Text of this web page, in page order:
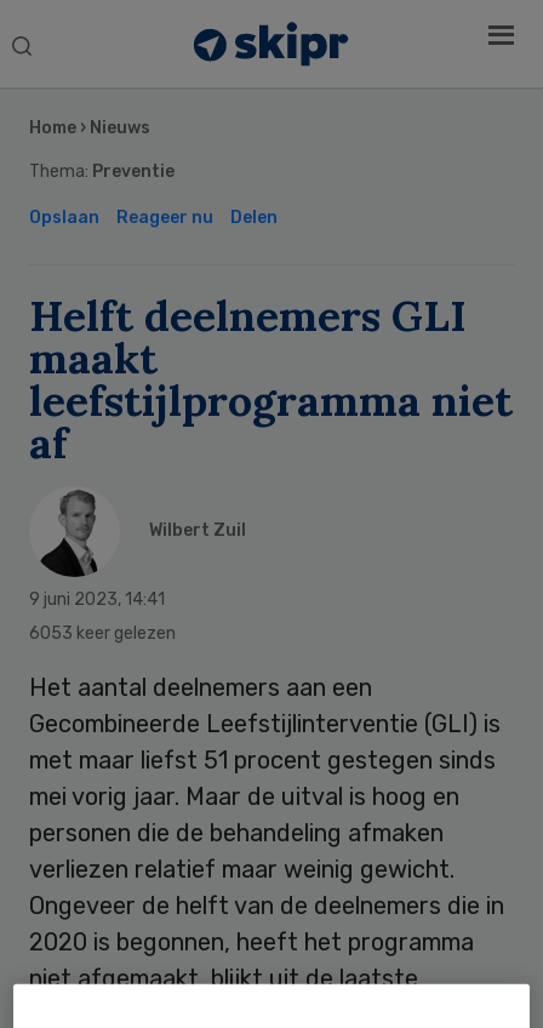
Search
Home › Nieuws
Thema: Preventie
Opslaan Reageer nu Delen
Helft deelnemers GLI
maakt
leefstijlprogramma niet
af
Wilbert Zuil
9 juni 2023, 14:41
6053 keer gelezen
Het aantal deelnemers aan een
Gecombineerde Leefstijlinterventie (GLI) is
met maar liefst 51 procent gestegen sinds
mei vorig jaar. Maar de uitval is hoog en
personen die de behandeling afmaken
verliezen relatief maar weinig gewicht.
Ongeveer de helft van de deelnemers die in
2020 is begonnen, heeft het programma
niet afgemaakt, blijkt uit de laatste
Sidebar